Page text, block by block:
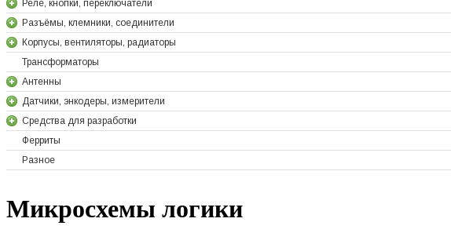
Реле, кнопки, переключатели
Разъёмы, клемники, соединители
Корпусы, вентиляторы, радиаторы
Трансформаторы
Антенны
Датчики, энкодеры, измерители
Средства для разработки
Ферриты
Разное
Микросхемы логики